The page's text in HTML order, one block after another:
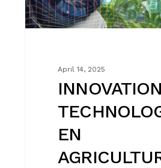
April 14, 2025
INNOVATION
EN